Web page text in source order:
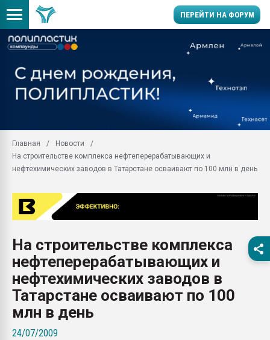
ПЕРЕЙТИ НА ФОРУМ
заводу пластмасс"
Вакуум-формовочные
первый план в
28.07.2026
ситуацией на
Всё, что касается
бутылок
Главная
Новости
На строительстве комплекса нефтеперерабатывающих и
нефтехимических заводов в Татарстане осваивают по 100 млн в день
На строительстве комплекса
нефтеперерабатывающих и
нефтехимических заводов в
Татарстане осваивают по 100
млн в день
24/07/2009